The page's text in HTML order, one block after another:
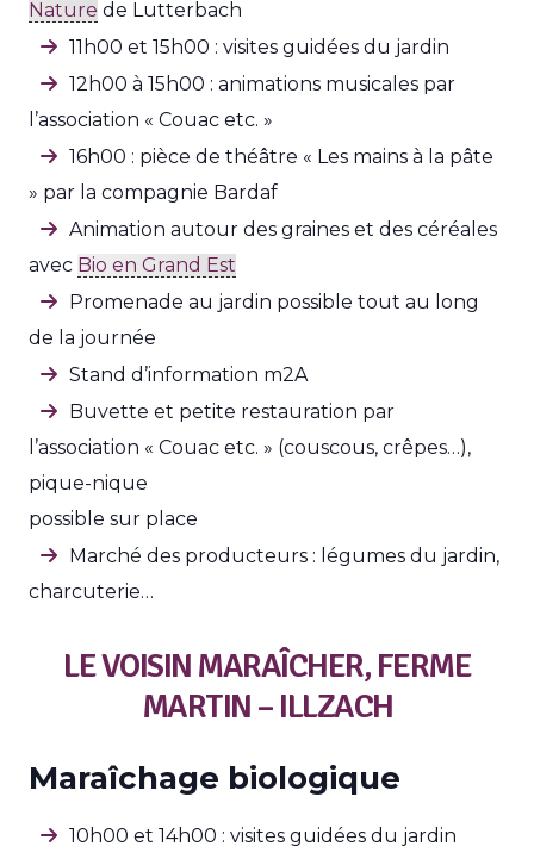
Nature de Lutterbach
11h00 et 15h00 : visites guidées du jardin
12h00 à 15h00 : animations musicales par
l’association « Couac etc. »
16h00 : pièce de théâtre « Les mains à la pâte
» par la compagnie Bardaf
Animation autour des graines et des céréales
avec Bio en Grand Est
Promenade au jardin possible tout au long
de la journée
Stand d’information m2A
Buvette et petite restauration par
l’association « Couac etc. » (couscous, crêpes…),
pique-nique
possible sur place
Marché des producteurs : légumes du jardin,
charcuterie…
LE VOISIN MARAÎCHER, FERME
MARTIN – ILLZACH
Maraîchage biologique
10h00 et 14h00 : visites guidées du jardin